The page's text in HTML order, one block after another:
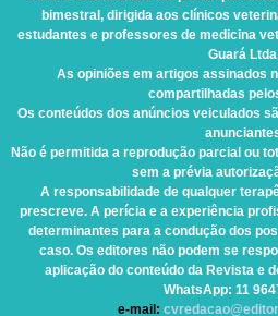
bimestral, dirigida aos clínicos
estudantes e professores de medicina
Guará
As opiniões em artigos assinados
compartilhadas
Os conteúdos dos anúncios veiculados
Não é permitida a reprodução parcial ou
sem a prévia
A responsabilidade de qualquer
prescreve. A perícia e a experiência
determinantes para a condução dos
caso. Os editores não podem se
aplicação do conteúdo da Revista e
WhatsApp: 11
e-mail: